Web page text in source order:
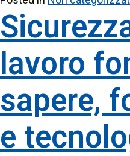
lavoro
sapere,
e